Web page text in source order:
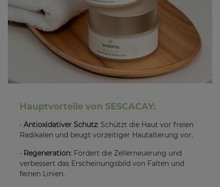
Hauptvorteile von SESCACAY:
• Antioxidativer Schutz: Schützt die Haut vor freien
Radikalen und beugt vorzeitiger Hautalterung vor.
• Regeneration: Fördert die Zellerneuerung und
verbessert das Erscheinungsbild von Falten und
feinen Linien.